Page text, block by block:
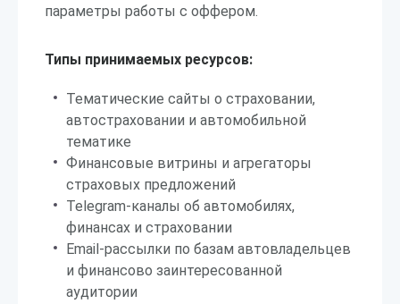
параметры работы с оффером.
Типы принимаемых ресурсов:
Тематические сайты о страховании,
автостраховании и автомобильной
тематике
Финансовые витрины и агрегаторы
страховых предложений
Telegram-каналы об автомобилях,
финансах и страховании
Email-рассылки по базам автовладельцев
и финансово заинтересованной
аудитории